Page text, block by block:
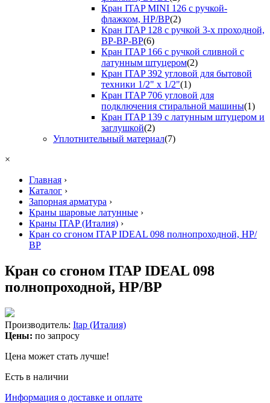
Кран ITAP MINI 126 с ручкой-
флажком, НР/ВР(2)
Кран ITAP 128 с ручкой 3-х проходной,
ВР-ВР-ВР(6)
Кран ITAP 166 с ручкой сливной с
латунным штуцером(2)
Кран ITAP 392 угловой для бытовой
техники 1/2" х 1/2"(1)
Кран ITAP 706 угловой для
подключения стиральной машины(1)
Кран ITAP 139 с латунным штуцером и
заглушкой(2)
Уплотнительный материал(7)
×
Главная ›
Каталог ›
Запорная арматура ›
Краны шаровые латунные ›
Краны ITAP (Италия) ›
Кран со сгоном ITAP IDEAL 098 полнопроходной, НР/
ВР
Кран со сгоном ITAP IDEAL 098
полнопроходной, НР/ВР
Производитель: Itap (Италия)
Цены: по запросу
Цена может стать лучше!
Есть в наличии
Информация о доставке и оплате